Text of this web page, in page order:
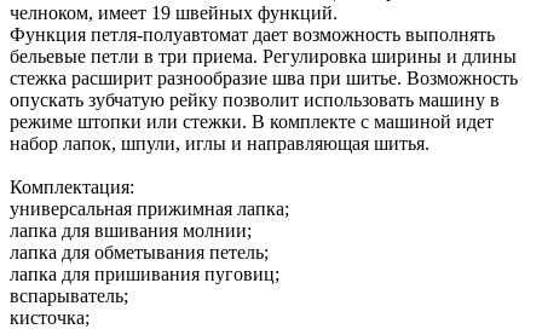
челноком, имеет 19 швейных функций.
Функция петля-полуавтомат дает возможность выполнять
бельевые петли в три приема. Регулировка ширины и длины
стежка расширит разнообразие шва при шитье. Возможность
опускать зубчатую рейку позволит использовать машину в
режиме штопки или стежки. В комплекте с машиной идет
набор лапок, шпули, иглы и направляющая шитья.
Комплектация:
универсальная прижимная лапка;
лапка для вшивания молнии;
лапка для обметывания петель;
лапка для пришивания пуговиц;
вспарыватель;
кисточка;